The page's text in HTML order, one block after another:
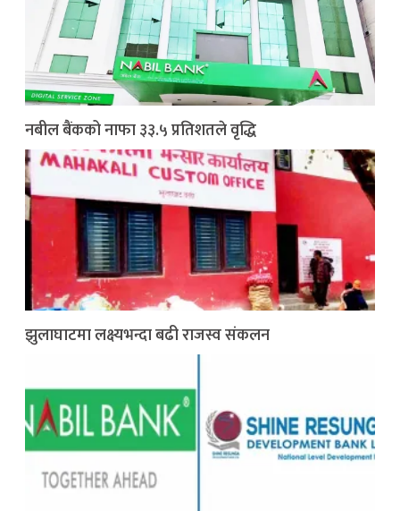
नबील बैंकको नाफा ३३.५ प्रतिशतले वृद्धि
झुलाघाटमा लक्ष्यभन्दा बढी राजस्व संकलन